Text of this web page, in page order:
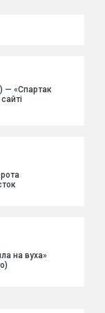
— «Спартак
на вуха»